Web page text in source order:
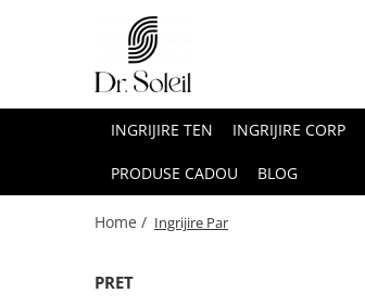
INGRIJIRE TEN INGRIJIRE CORP
PRODUSE CADOU BLOG
Home / Ingrijire Par
PRET